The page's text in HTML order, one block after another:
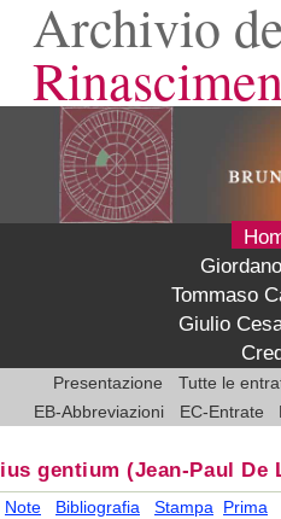
Archivio
Tommaso
Giulio
Presentazione Tutte le
EB-Abbreviazioni
EC-Entrate
ius gentium(Jean-Paul De
Note Bibliografia Stampa Prima